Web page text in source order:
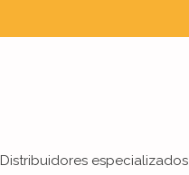
Distribuidores